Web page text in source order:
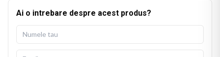
Ai o intrebare despre acest produs?